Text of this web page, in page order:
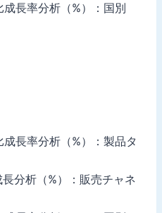
長率分析（%）：国別
長率分析（%）：製品タ
分析（%）：販売チャネ